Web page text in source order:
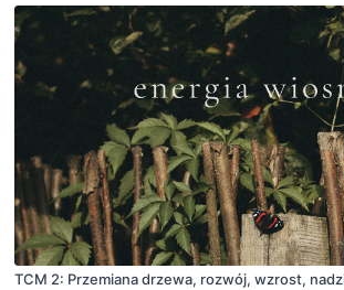
TCM 2: Przemiana drzewa, rozwój, wzrost,